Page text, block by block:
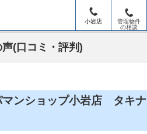
小岩店
管理物件
の相談
(口コミ・評判)
ンショップ小岩店 タキナ